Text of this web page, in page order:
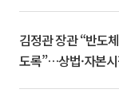
김정관 장관 “반도
도록”…상법·자본